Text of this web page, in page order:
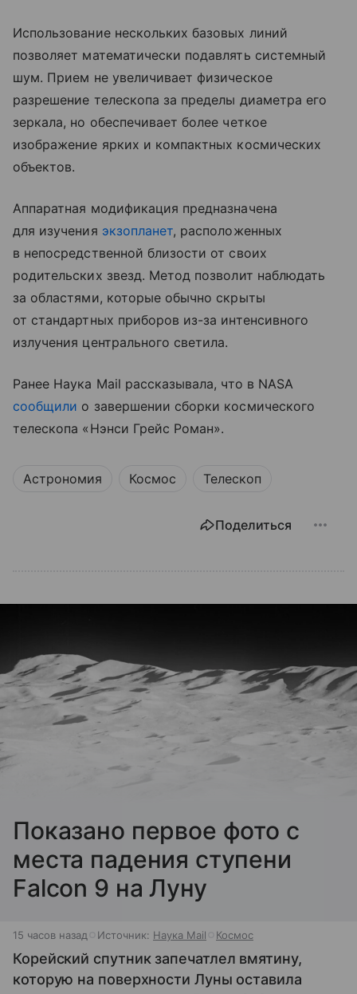
Использование нескольких базовых линий
позволяет математически подавлять системный
шум. Прием не увеличивает физическое
разрешение телескопа за пределы диаметра его
зеркала, но обеспечивает более четкое
изображение ярких и компактных космических
объектов.
Аппаратная модификация предназначена
для изучения экзопланет, расположенных
в непосредственной близости от своих
родительских звезд. Метод позволит наблюдать
за областями, которые обычно скрыты
от стандартных приборов из-за интенсивного
излучения центрального светила.
Ранее Наука Mail рассказывала, что в NASA
сообщили о завершении сборки космического
телескопа «Нэнси Грейс Роман».
Астрономия Космос Телескоп
Поделиться
Показано первое фото с
места падения ступени
Falcon 9 на Луну
15 часов назад Источник: Наука Mail Космос
Корейский спутник запечатлел вмятину,
которую на поверхности Луны оставила